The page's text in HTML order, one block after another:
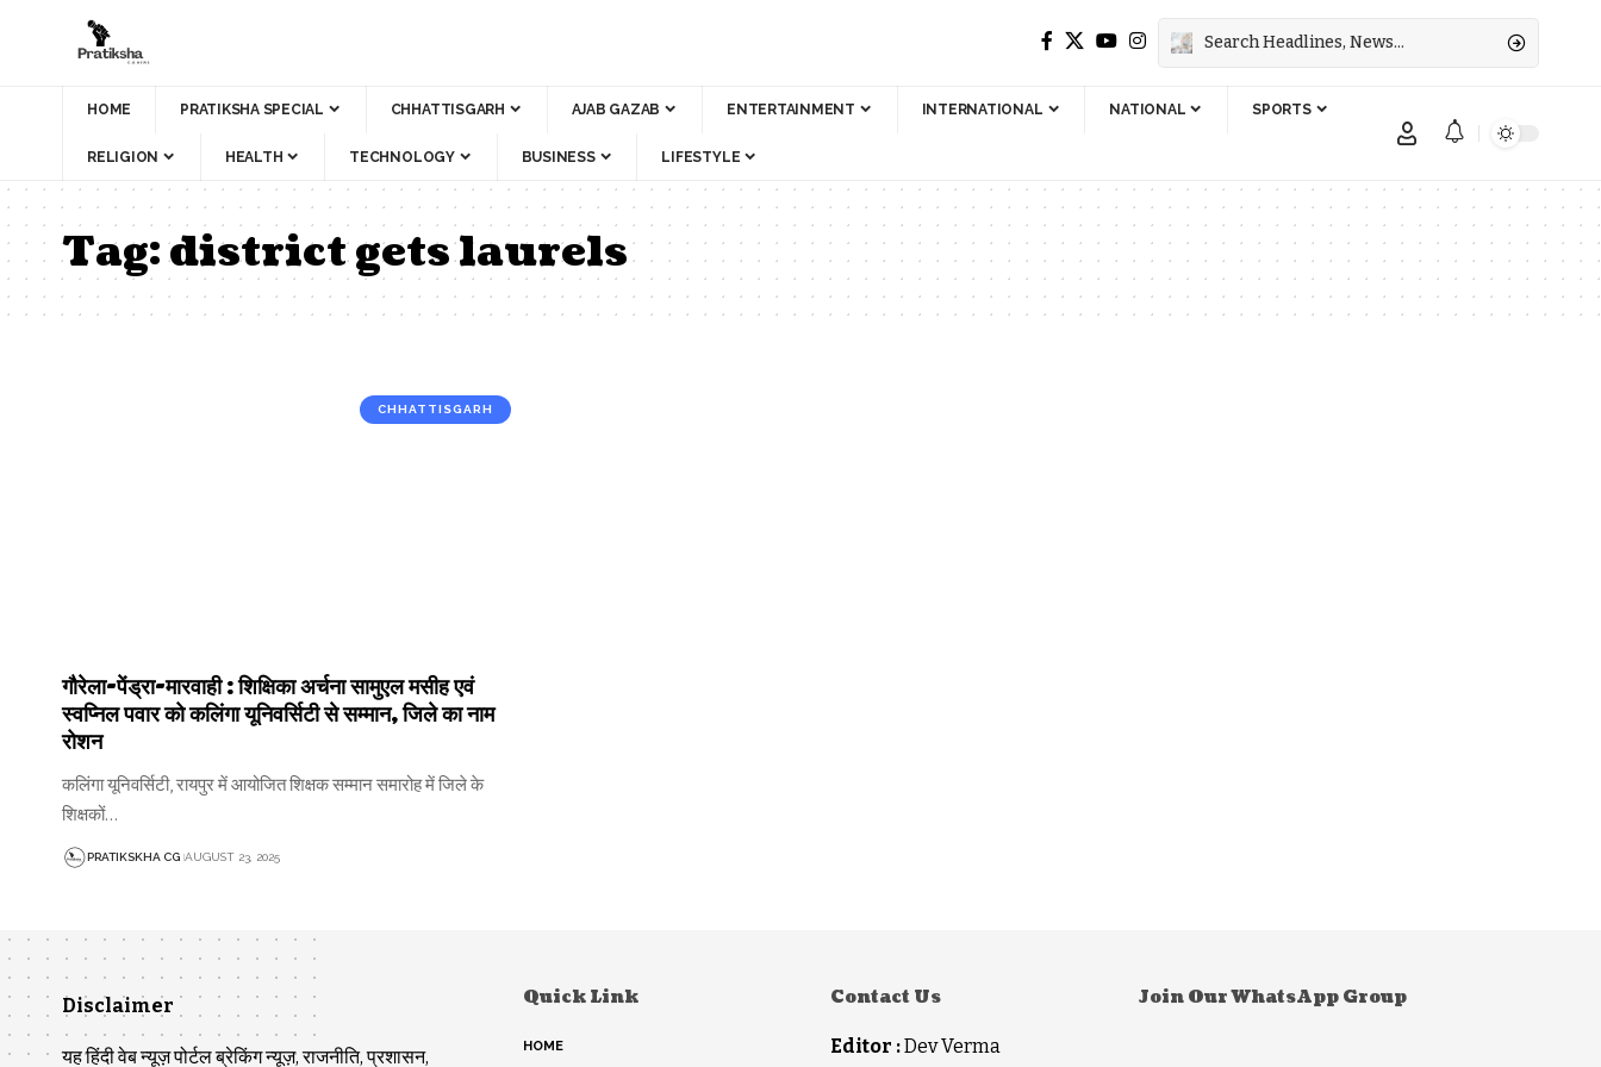
HOME PRATIKSHA SPECIAL CHHATTISGARH AJAB GAZAB ENTERTAINMENT INTERNATIONAL NATIONAL SPORTS
RELIGION HEALTH TECHNOLOGY BUSINESS LIFESTYLE
Tag:district gets laurels
CHHATTISGARH
गौरेला-पेंड्रा-मारवाही : शिक्षिका अर्चना सामुएल मसीह एवं
स्वप्निल पवार को कलिंगा यूनिवर्सिटी से सम्मान, जिले का नाम
रोशन
कलिंगा यूनिवर्सिटी, रायपुर में आयोजित शिक्षक सम्मान समारोह में जिले के
शिक्षकों…
PRATIKSKHA CG AUGUST 23, 2025
Disclaimer
यह हिंदी वेब न्यूज़ पोर्टल ब्रेकिंग न्यूज़, राजनीति, प्रशासन,
Quick Link
HOME
Contact Us
Editor :Dev Verma
Join Our WhatsApp Group